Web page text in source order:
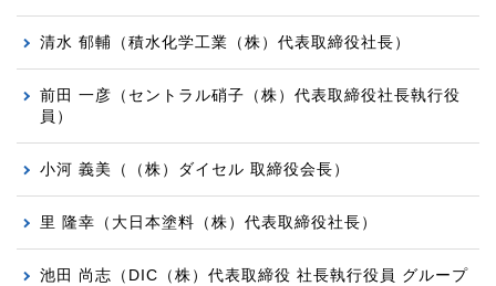
清水 郁輔（積水化学工業（株）代表取締役社長）
前田 一彦 （セントラル硝子（株）代表取締役社長執行役
員）
小河 義美（（株）ダイセル 取締役会長）
里 隆幸（大日本塗料（株）代表取締役社長）
池田 尚志（DIC（株）代表取締役 社長執行役員 グループ